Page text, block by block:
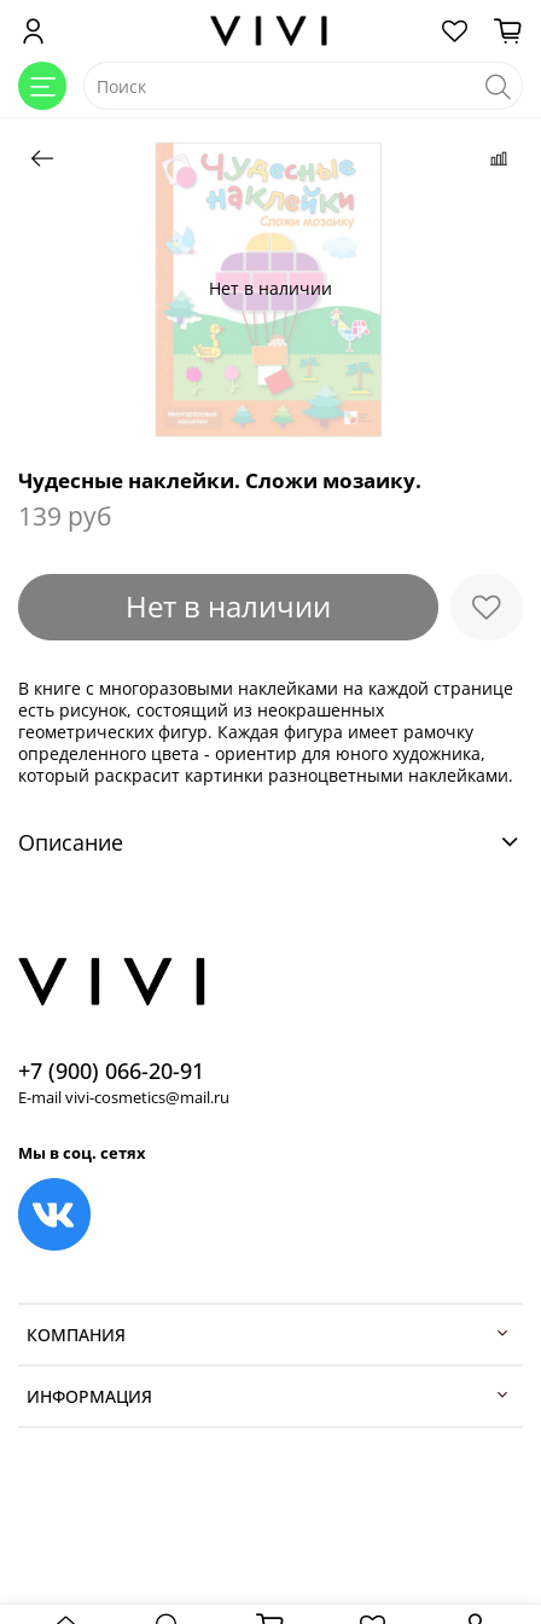
Нет в наличии
Чудесные наклейки. Сложи мозаику.
139 руб
Нет в наличии
В книге с многоразовыми наклейками на каждой странице
есть рисунок, состоящий из неокрашенных
геометрических фигур. Каждая фигура имеет рамочку
определенного цвета - ориентир для юного художника,
который раскрасит картинки разноцветными наклейками.
Описание
КОМПАНИЯ
ИНФОРМАЦИЯ
+7 (900) 066-20-91
E-mail vivi-cosmetics@mail.ru
Мы в соц. сетях